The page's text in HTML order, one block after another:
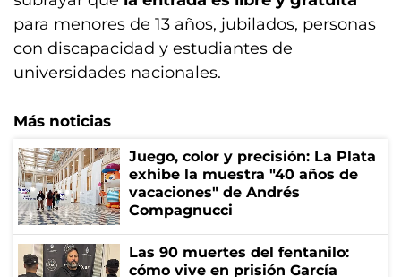
para menores de 13 años, jubilados, personas
con discapacidad y estudiantes de
universidades nacionales.
Más noticias
Juego, color y precisión: La Plata
exhibe la muestra "40 años de
vacaciones" de Andrés
Compagnucci
Las 90 muertes del fentanilo:
cómo vive en prisión García